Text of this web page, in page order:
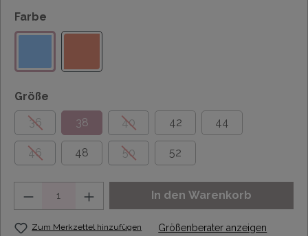
Farbe
Größe
36
38 40 42 44
46 48 50 52
In den Warenkorb
Zum Merkzettel hinzufügen Größenberater anzeigen